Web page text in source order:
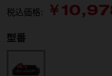
税込価格: ￥
型番